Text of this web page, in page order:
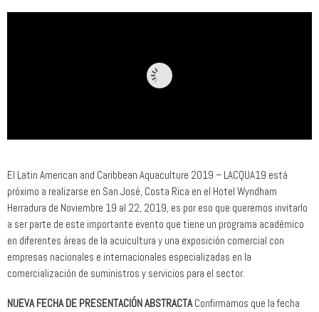
El Latin American and Caribbean Aquaculture 2019 – LACQUA19 está
próximo a realizarse en San José, Costa Rica en el Hotel Wyndham
Herradura de Noviembre 19 al 22, 2019, es por eso que queremos invitarlo
a ser parte de este importante evento que tiene un programa académico
en diferentes áreas de la acuicultura y una exposición comercial con
empresas nacionales e internacionales especializadas en la
comercialización de suministros y servicios para el sector.
NUEVA FECHA DE PRESENTACIÓN ABSTRACTAConfirmamos que la fecha